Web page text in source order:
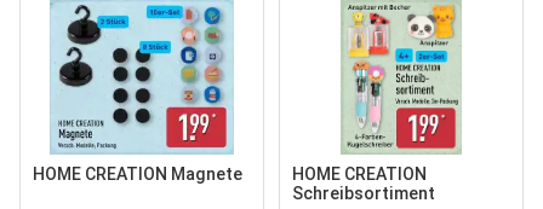
HOME CREATION Magnete
HOME CREATION
Schreibsortiment